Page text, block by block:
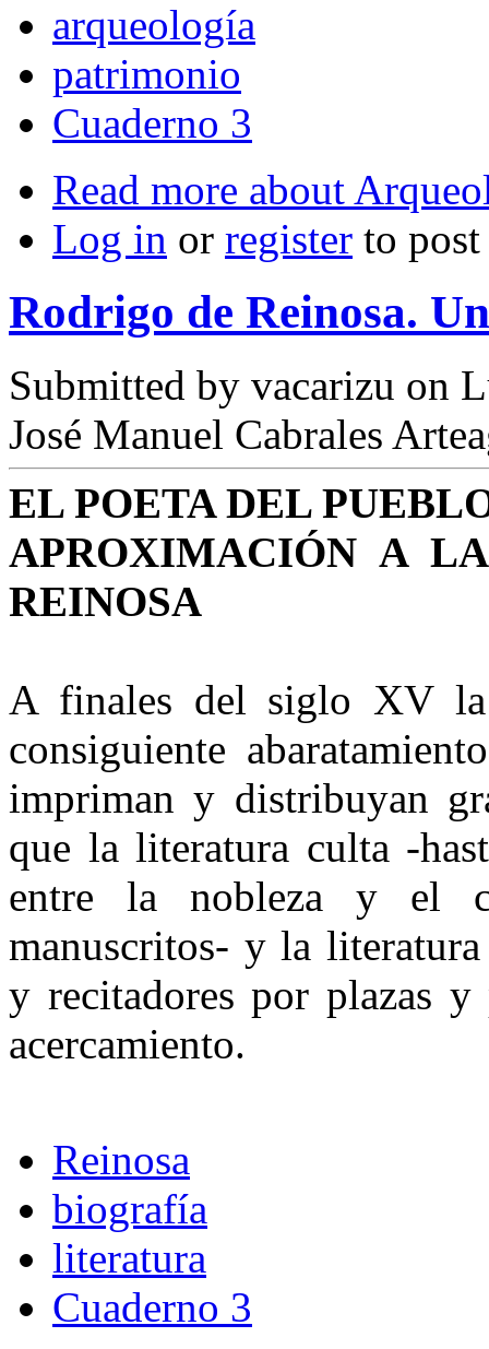
arqueología
patrimonio
Cuaderno 3
Read more about
Log in or register to
Rodrigo de Reinosa.
Submitted by vacarizu on
José Manuel Cabrales
EL POETA DEL
APROXIMACIÓN A
REINOSA
A finales del siglo XV
consiguiente
impriman y distribuyan
que la literatura culta -
entre la nobleza y el
manuscritos- y la
y recitadores por plazas
acercamiento.
Reinosa
biografía
literatura
Cuaderno 3